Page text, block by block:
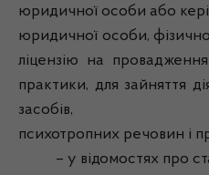
юридичної особи або
юридичної особи,
ліцензію на
практики, для зайняття
засобів,
психотропних речовин і
– у відомостях про